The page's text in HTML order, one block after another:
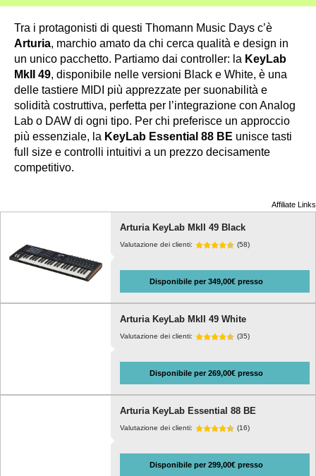
Tra i protagonisti di questi Thomann Music Days c’è
Arturia, marchio amato da chi cerca qualità e design in
un unico pacchetto. Partiamo dai controller: la KeyLab
MkII 49, disponibile nelle versioni Black e White, è una
delle tastiere MIDI più apprezzate per suonabilità e
solidità costruttiva, perfetta per l’integrazione con Analog
Lab o DAW di ogni tipo. Per chi preferisce un approccio
più essenziale, la KeyLab Essential 88 BE unisce tasti
full size e controlli intuitivi a un prezzo decisamente
competitivo.
Affiliate Links
Arturia KeyLab MkII 49 Black
Valutazione dei clienti: (58)
Disponibile per 349,00€ presso
Arturia KeyLab MkII 49 White
Valutazione dei clienti: (35)
Disponibile per 269,00€ presso
Arturia KeyLab Essential 88 BE
Valutazione dei clienti: (16)
Disponibile per 299,00€ presso